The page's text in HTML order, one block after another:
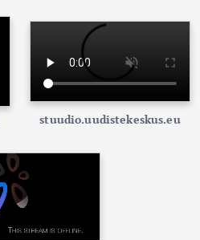
stuudio.uudistekeskus.eu